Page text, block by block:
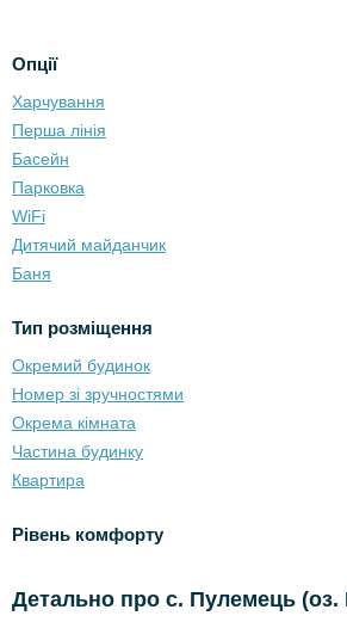
Опції
Харчування
Перша лінія
Басейн
Парковка
WiFi
Дитячий майданчик
Баня
Тип розміщення
Окремий будинок
Номер зі зручностями
Окрема кімната
Частина будинку
Квартира
Рівень комфорту
Детально про с. Пулемець (оз.